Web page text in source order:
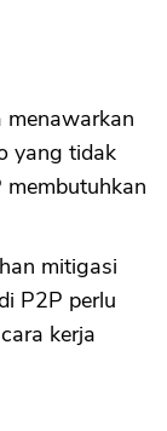
menawarkan
yang tidak
membutuhkan
mitigasi
P2P perlu
kerja